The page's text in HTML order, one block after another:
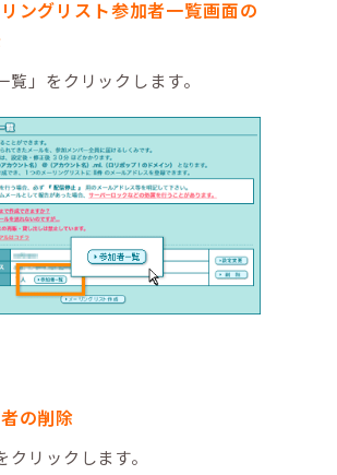
ングリスト参加者一覧画面の
覧」をクリックします。
の削除
クリックします。